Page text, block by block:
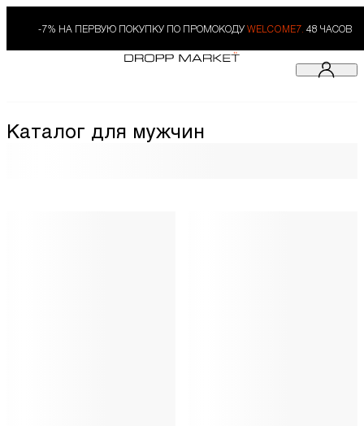
-7% НА ПЕРВУЮ ПОКУПКУ ПО ПРОМОКОДУ WELCOME7. 48 ЧАСОВ
Каталог для мужчин